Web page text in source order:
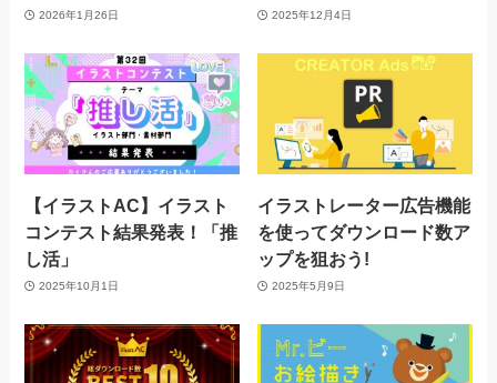
2026年1月26日 2025年12月4日
【イラストAC】イラスト
コンテスト結果発表！「推
し活」
2025年10月1日
イラストレーター広告機能
を使ってダウンロード数ア
ップを狙おう!
2025年5月9日